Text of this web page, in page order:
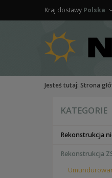
Kraj dostawy Polska
Jesteś tutaj: Strona
KATEGORIE
Rekonstrukcja
Rekonstrukcja